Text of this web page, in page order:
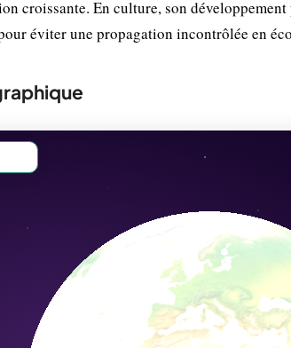
croissante. En culture, son
éviter une propagation incontrôlée en